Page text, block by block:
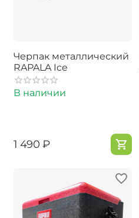
Черпак металлический
RAPALA Ice
В наличии
‍1 490‍ ₽